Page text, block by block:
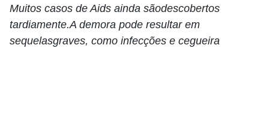
Muitos casos de Aids ainda sãodescobertos
tardiamente.A demora pode resultar em
sequelasgraves, como infecções e cegueira